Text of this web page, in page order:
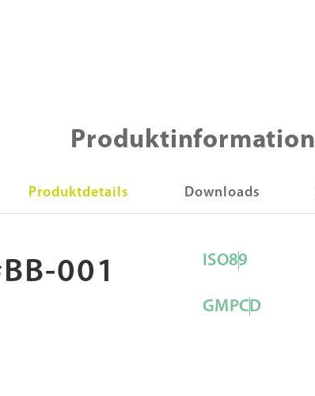
Produktinformation
Produktdetails Downloads
001 ISO89
GMPCD